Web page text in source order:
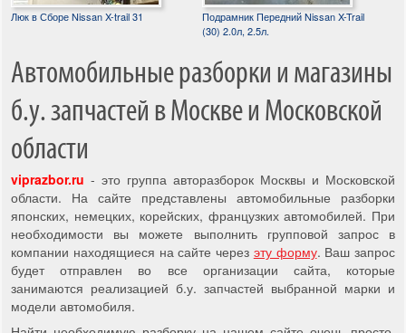
Люк в Сборе Nissan X-trail 31
Подрамник Передний Nissan X-Trail
(30) 2.0л, 2.5л.
Автомобильные разборки и магазины
б.у. запчастей в Москве и Московской
области
viprazbor.ru - это группа авторазборок Москвы и Московской
области. На сайте представлены автомобильные разборки
японских, немецких, корейских, французких автомобилей. При
необходимости вы можете выполнить групповой запрос в
компании находящиеся на сайте через эту форму. Ваш запрос
будет отправлен во все организации сайта, которые
занимаются реализацией б.у. запчастей выбранной марки и
модели автомобиля.